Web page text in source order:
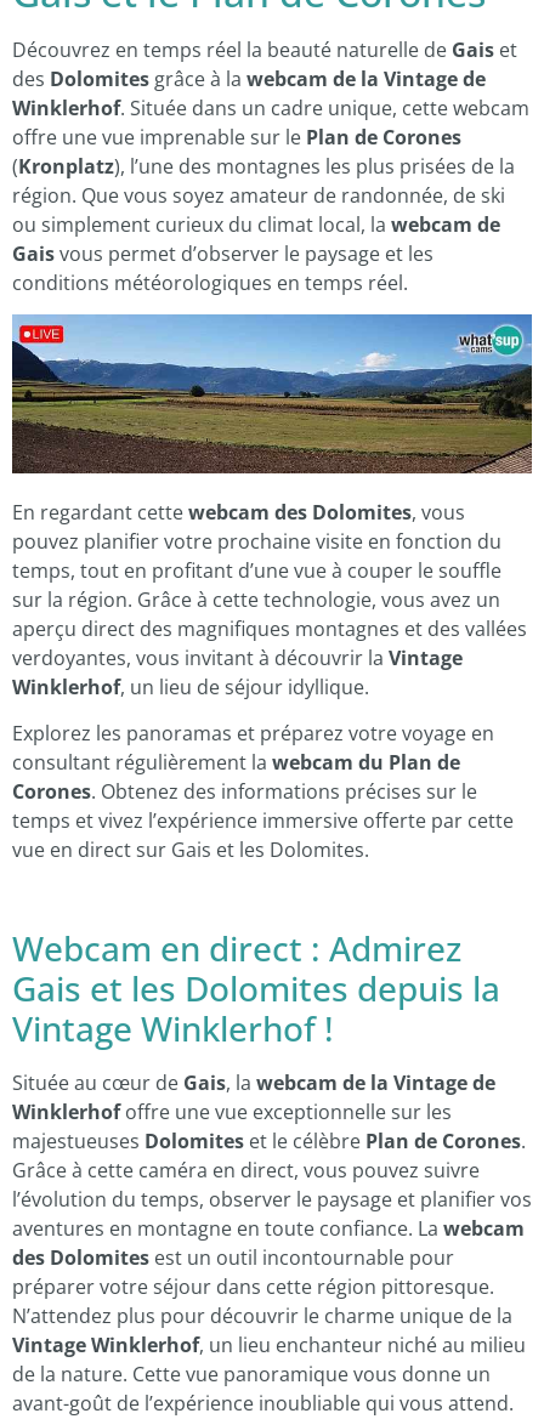
Découvrez en temps réel la beauté naturelle de Gais et
des Dolomites grâce à la webcam de la Vintage de
Winklerhof. Située dans un cadre unique, cette webcam
offre une vue imprenable sur le Plan de Corones
(Kronplatz), l’une des montagnes les plus prisées de la
région. Que vous soyez amateur de randonnée, de ski
ou simplement curieux du climat local, la webcam de
Gaisvous permet d’observer le paysage et les
conditions météorologiques en temps réel.
En regardant cettewebcam des Dolomites, vous
pouvez planifier votre prochaine visite en fonction du
temps, tout en profitant d’une vue à couper le souffle
sur la région. Grâce à cette technologie, vous avez un
aperçu direct des magnifiques montagnes et des vallées
verdoyantes, vous invitant à découvrir la Vintage
Winklerhof, un lieu de séjour idyllique.
Explorez les panoramas et préparez votre voyage en
consultant régulièrement la webcam du Plan de
Corones. Obtenez des informations précises sur le
temps et vivez l’expérience immersive offerte par cette
vue en direct sur Gais et les Dolomites.
Webcam en direct : Admirez
Gais et les Dolomites depuis la
Vintage Winklerhof !
Située au cœur de Gais, la webcam de la Vintage de
Winklerhofoffre une vue exceptionnelle sur les
majestueuses Dolomites et le célèbre Plan de Corones.
Grâce à cette caméra en direct, vous pouvez suivre
l’évolution du temps, observer le paysage et planifier vos
aventures en montagne en toute confiance. La webcam
des Dolomites est un outil incontournable pour
préparer votre séjour dans cette région pittoresque.
N’attendez plus pour découvrir le charme unique de la
Vintage Winklerhof, un lieu enchanteur niché au milieu
de la nature. Cette vue panoramique vous donne un
avant-goût de l’expérience inoubliable qui vous attend.